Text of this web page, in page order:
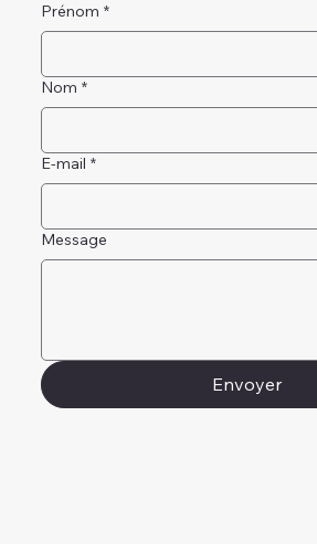
Prénom *
Nom *
E-mail *
Message
Envoyer